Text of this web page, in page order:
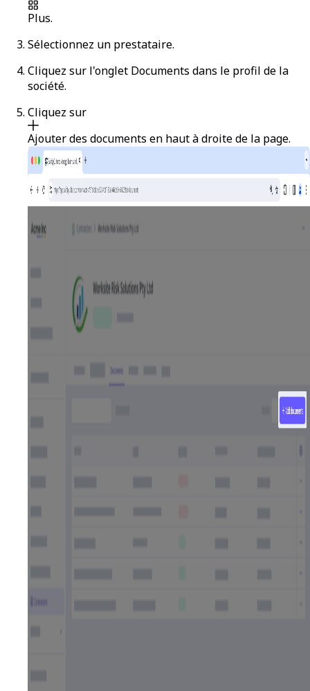
Plus.
Sélectionnez un prestataire.
Cliquez sur l'onglet Documents dans le profil de la
société.
Cliquez sur
Ajouter des documents en haut à droite de la page.